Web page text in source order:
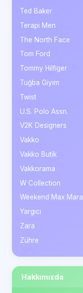
Ted Baker
Terapi Men
The North Face
Tom Ford
Tommy Hilfiger
Tuğba Giyim
Twist
U.S. Polo Assn.
V2K Designers
Vakko
Vakko Butik
Vakkorama
W Collection
Weekend Max Mara
Yargıcı
Zara
Zühre
Hakkımızda